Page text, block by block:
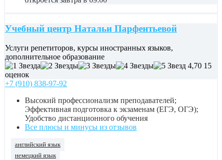
Учебный центр Натальи Парфентьевой
Услуги репетиторов, курсы иностранных языков,
дополнительное образование
4,70 15
оценок
+7 (910) 838-97-92
Высокий профессионализм преподавателей;
Эффективная подготовка к экзаменам (ЕГЭ, ОГЭ);
Удобство дистанционного обучения
Все плюсы и минусы из отзывов
английский язык
немецкий язык